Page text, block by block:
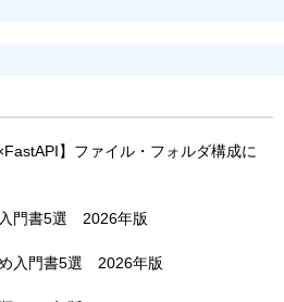
】ファイル・フォルダ構成に
入門書5選 2026年版
め入門書5選 2026年版